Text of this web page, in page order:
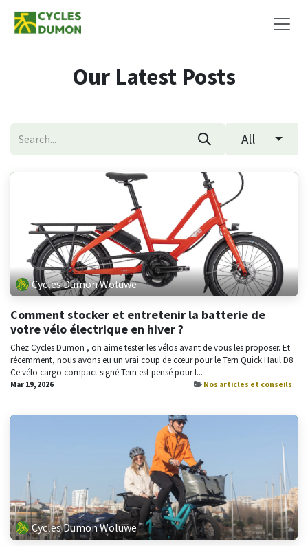
Skip to Content
Our Latest Posts
All
Cycles Dumon Woluwe
Comment stocker et entretenir la batterie de
votre vélo électrique en hiver ?
Chez Cycles Dumon , on aime tester les vélos avant de vous les proposer. Et
récemment, nous avons eu un vrai coup de cœur pour le Tern Quick Haul D8 .
Ce vélo cargo compact signé Tern est pensé pour l...
Mar 19, 2026 Nos articles et conseils
Cycles Dumon Woluwe